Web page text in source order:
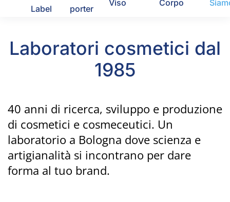
Label
porter
Viso
Corpo
Laboratori cosmetici dal
1985
40 anni di ricerca, sviluppo e produzione
di cosmetici e cosmeceutici. Un
laboratorio a Bologna dove scienza e
artigianalità si incontrano per dare
forma al tuo brand.